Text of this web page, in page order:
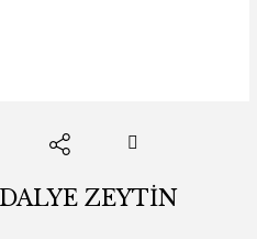
ZEYTİN